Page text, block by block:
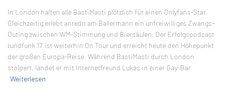
In London halten alle BastiMasti plötzlich für einen Onlyfans-Star.
Gleichzeitig erlebt anredo am Ballermann ein unfreiwilliges Zwangs-
Outing zwischen WM-Stimmung und Biersäulen. Der Erfolgspodcast
rundfunk 17 ist weiterhin On Tour und erreicht heute den Höhepunkt
der großen Europa-Reise. Während BastiMasti durch London
stolpert, landet er mit Internetfreund Lukas in einer Gay-Bar
Weiterlesen